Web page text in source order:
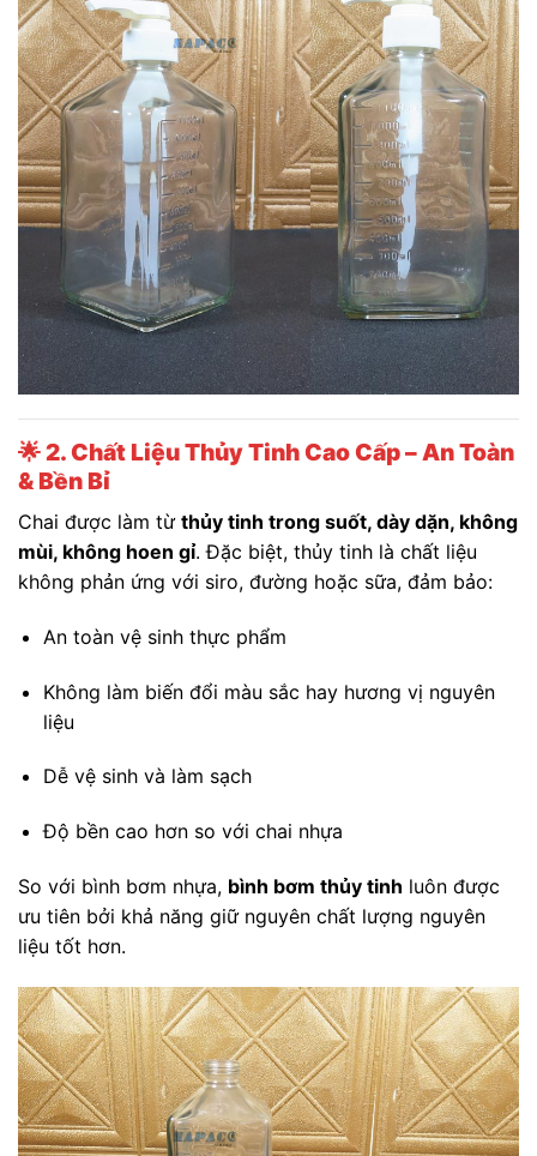
🌟2. Chất Liệu Thủy Tinh Cao Cấp – An Toàn
& Bền Bỉ
Chai được làm từ thủy tinh trong suốt, dày dặn, không
mùi, không hoen gỉ. Đặc biệt, thủy tinh là chất liệu
không phản ứng với siro, đường hoặc sữa, đảm bảo:
An toàn vệ sinh thực phẩm
Không làm biến đổi màu sắc hay hương vị nguyên
liệu
Dễ vệ sinh và làm sạch
Độ bền cao hơn so với chai nhựa
So với bình bơm nhựa, bình bơm thủy tinh luôn được
ưu tiên bởi khả năng giữ nguyên chất lượng nguyên
liệu tốt hơn.